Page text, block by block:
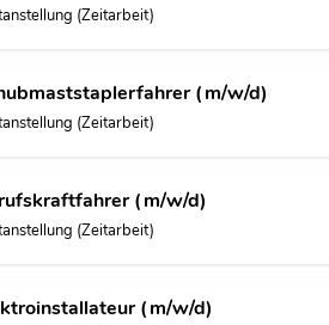
(Zeitarbeit)
(m/w/d)
(Zeitarbeit)
(m/w/d)
(Zeitarbeit)
(m/w/d)